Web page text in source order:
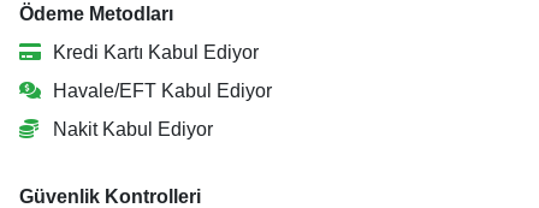
Ödeme Metodları
Kredi Kartı Kabul Ediyor
Havale/EFT Kabul Ediyor
Nakit Kabul Ediyor
Güvenlik Kontrolleri